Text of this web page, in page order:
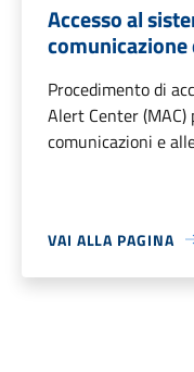
Accesso al
Procedimento di
Alert Center
comunicazioni e
VAI ALLA PAGINA